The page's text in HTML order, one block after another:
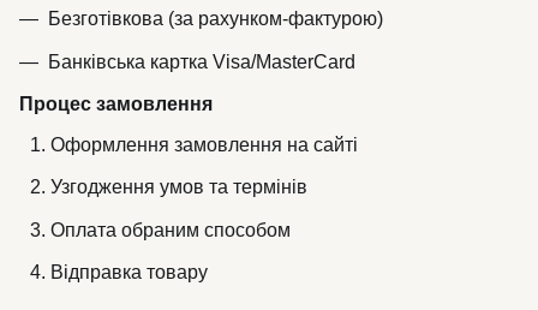
Безготівкова (за рахунком-фактурою)
Банківська картка Visa/MasterCard
Процес замовлення
Оформлення замовлення на сайті
Узгодження умов та термінів
Оплата обраним способом
Відправка товару